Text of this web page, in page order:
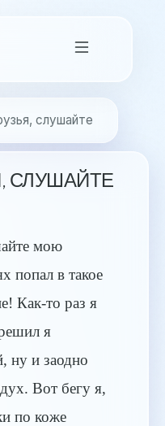
слушайте
СЛУШАЙТЕ
мою
попал в такое
Как-то раз я
я
ну и заодно
Вот бегу я,
по коже